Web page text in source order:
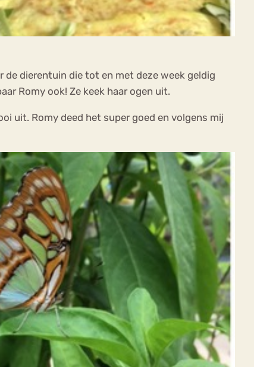
de dierentuin die tot en met deze week geldig
Romy ook! Ze keek haar ogen uit.
uit. Romy deed het super goed en volgens mij